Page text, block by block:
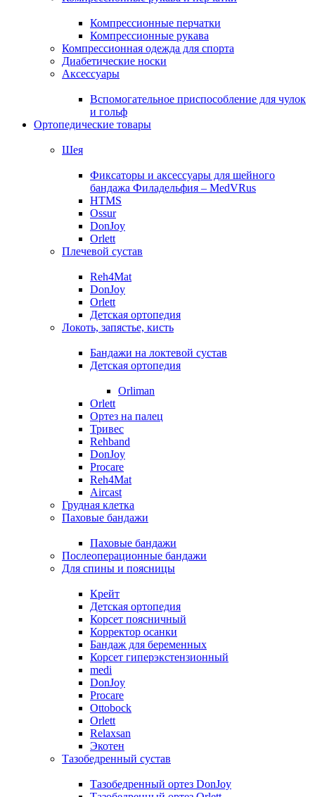
Компрессионные перчатки
Компрессионные рукава
Компрессионная одежда для спорта
Диабетические носки
Аксессуары
Вспомогательное приспособление для чулок
и гольф
Ортопедические товары
Шея
Фиксаторы и аксессуары для шейного
бандажа Филадельфия – MedVRus
HTMS
Ossur
DonJoy
Orlett
Плечевой сустав
Reh4Mat
DonJoy
Orlett
Детская ортопедия
Локоть, запястье, кисть
Бандажи на локтевой сустав
Детская ортопедия
Orliman
Orlett
Ортез на палец
Тривес
Rehband
DonJoy
Procare
Reh4Mat
Aircast
Грудная клетка
Паховые бандажи
Паховые бандажи
Послеоперационные бандажи
Для спины и поясницы
Крейт
Детская ортопедия
Корсет поясничный
Корректор осанки
Бандаж для беременных
Корсет гиперэкстензионный
medi
DonJoy
Procare
Ottobock
Orlett
Relaxsan
Экотен
Тазобедренный сустав
Тазобедренный ортез DonJoy